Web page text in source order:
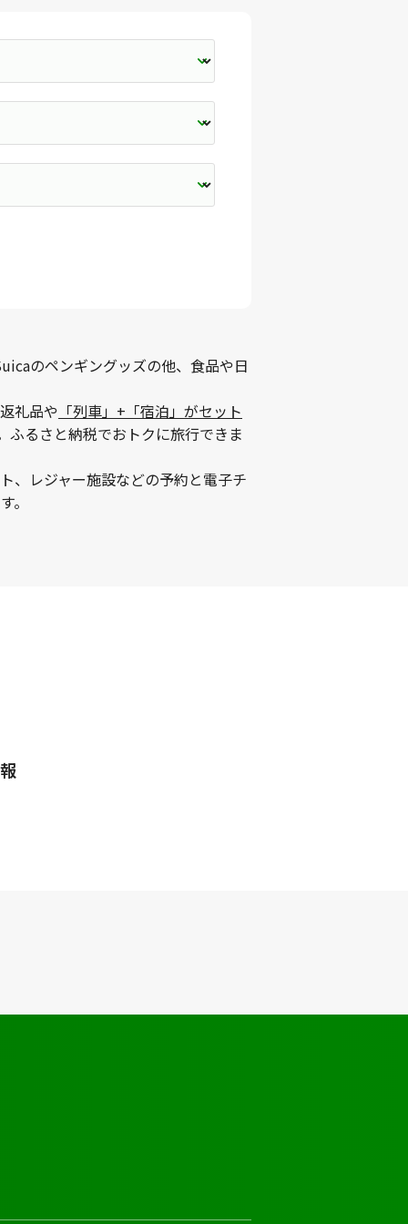
のペンギングッズの他、食品や日
礼品や 「列車」+「宿泊」がセット
ふるさと納税でおトクに旅行できま
、レジャー施設などの予約と電子チ
。